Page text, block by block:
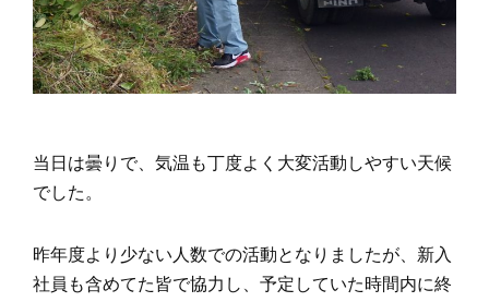
当日は曇りで、気温も丁度よく大変活動しやすい天候
でした。
昨年度より少ない人数での活動となりましたが、新入
社員も含めてた皆で協力し、予定していた時間内に終